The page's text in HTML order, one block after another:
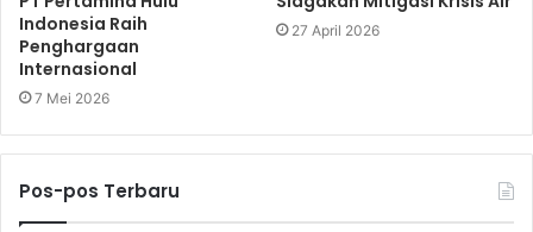
Indonesia Raih
Penghargaan
Internasional
7 Mei 2026
27 April 2026
Pos-pos Terbaru